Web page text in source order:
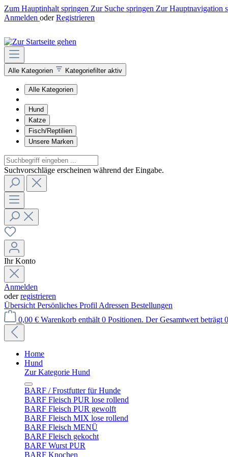
Zum Hauptinhalt springen Zur Suche springen Zur Hauptnavigation
Anmelden oder Registrieren
Alle Kategorien Kategoriefilter aktiv
Alle Kategorien
Hund
Katze
Fisch/Reptilien
Unsere Marken
Suchvorschläge erscheinen während der Eingabe.
Ihr Konto
Anmelden
oderregistrieren
Übersicht Persönliches Profil Adressen Bestellungen
0,00 € Warenkorb enthält 0 Positionen. Der Gesamtwert beträgt
Home
Hund
Zur Kategorie Hund
BARF / Frostfutter für Hunde
BARF Fleisch PUR lose rollend
BARF Fleisch PUR gewolft
BARF Fleisch MIX lose rollend
BARF Fleisch MENÜ
BARF Fleisch gekocht
BARF Wurst PUR
BARF Knochen